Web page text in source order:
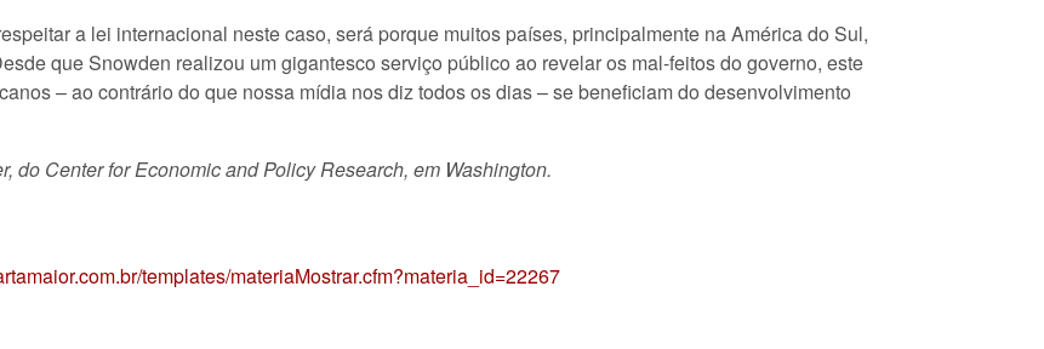
a lei internacional neste caso, será porque muitos países, principalmente na América do Sul,
que Snowden realizou um gigantesco serviço público ao revelar os mal-feitos do governo, este
– ao contrário do que nossa mídia nos diz todos os dias – se beneficiam do desenvolvimento
do Center for Economic and Policy Research, em Washington.
templates/materiaMostrar.cfm?materia_id=22267